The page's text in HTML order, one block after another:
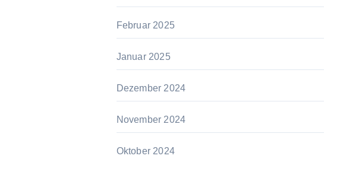
Februar 2025
Januar 2025
Dezember 2024
November 2024
Oktober 2024